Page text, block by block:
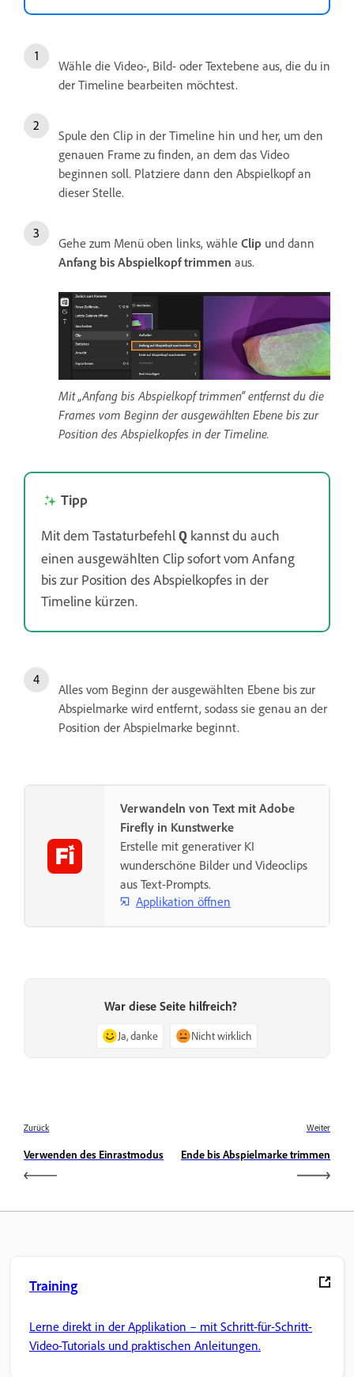
Wähle die Video-, Bild- oder Textebene aus, die du in
der Timeline bearbeiten möchtest.
Spule den Clip in der Timeline hin und her, um den
genauen Frame zu finden, an dem das Video
beginnen soll. Platziere dann den Abspielkopf an
dieser Stelle.
Gehe zum Menü oben links, wähle Clip und dann
Anfang bis Abspielkopf trimmen aus.
Mit „Anfang bis Abspielkopf trimmen“ entfernst du die
Frames vom Beginn der ausgewählten Ebene bis zur
Position des Abspielkopfes in der Timeline.
Tipp
Mit dem Tastaturbefehl Q kannst du auch
einen ausgewählten Clip sofort vom Anfang
bis zur Position des Abspielkopfes in der
Timeline kürzen.
Alles vom Beginn der ausgewählten Ebene bis zur
Abspielmarke wird entfernt, sodass sie genau an der
Position der Abspielmarke beginnt.
Verwandeln von Text mit Adobe
Firefly in Kunstwerke
Erstelle mit generativer KI
wunderschöne Bilder und Videoclips
aus Text-Prompts.
Applikation öffnen
War diese Seite hilfreich?
Ja, danke Nicht wirklich
Zurück
Verwenden des Einrastmodus
Weiter
Ende bis Abspielmarke trimmen
Training
Lerne direkt in der Applikation – mit Schritt-für-Schritt-
Video-Tutorials und praktischen Anleitungen.